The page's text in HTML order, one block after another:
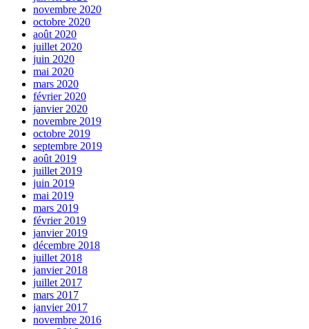
novembre 2020
octobre 2020
août 2020
juillet 2020
juin 2020
mai 2020
mars 2020
février 2020
janvier 2020
novembre 2019
octobre 2019
septembre 2019
août 2019
juillet 2019
juin 2019
mai 2019
mars 2019
février 2019
janvier 2019
décembre 2018
juillet 2018
janvier 2018
juillet 2017
mars 2017
janvier 2017
novembre 2016